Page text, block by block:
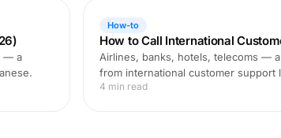
— a
How-to
How to Call International
Airlines, banks, hotels, telecoms —
from international customer support
4 min read